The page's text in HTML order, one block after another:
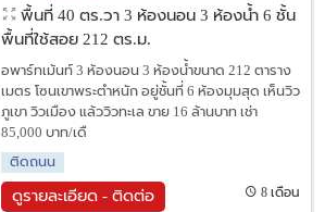
พื้นที่ 40 ตร.วา 3 ห้องนอน 3 ห้องน้ำ 6 ชั้น
พื้นที่ใช้สอย 212 ตร.ม.
อพาร์ทเม้นท์ 3 ห้องนอน 3 ห้องน้ำขนาด 212 ตาราง
เมตร โซนเขาพระตำหนัก อยู่ชั้นที่ 6 ห้องมุมสุด เห็นวิว
ภูเขา วิวเมือง แล้ววิวทะเล ขาย 16 ล้านบาท เช่า
85,000 บาท/เดื
ติดถนน
ดูรายละเอียด - ติดต่อ 8 เดือน